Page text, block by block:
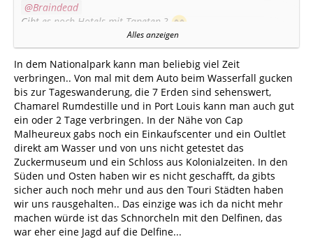
Braindead
Gibt es noch Hotels mit Tapeten ?
Kroatien ist nett, war ich schon mal, aber Mittelmeer ist halt
für uns nicht wirklich was Besonderes. Santorin könnte man
noch ins Auge fassen, im Oktober ist es da vielleicht nicht so
voll, das ist ja auch so`n Touri-Hotspot sonst.
Mit`m Auto nach Norwegen bis zu den Lofoten hoch wäre
auch interessant, da kann man ja zelten wo man will... aber
will ich das im Oktober ?
Alles anzeigen
In dem Nationalpark kann man beliebig viel Zeit
verbringen.. Von mal mit dem Auto beim Wasserfall gucken
bis zur Tageswanderung, die 7 Erden sind sehenswert,
Chamarel Rumdestille und in Port Louis kann man auch gut
ein oder 2 Tage verbringen. In der Nähe von Cap
Malheureux gabs noch ein Einkaufscenter und ein Oultlet
direkt am Wasser und von uns nicht getestet das
Zuckermuseum und ein Schloss aus Kolonialzeiten. In den
Süden und Osten haben wir es nicht geschafft, da gibts
sicher auch noch mehr und aus den Touri Städten haben
wir uns rausgehalten.. Das einzige was ich da nicht mehr
machen würde ist das Schnorcheln mit den Delfinen, das
war eher eine Jagd auf die Delfine...